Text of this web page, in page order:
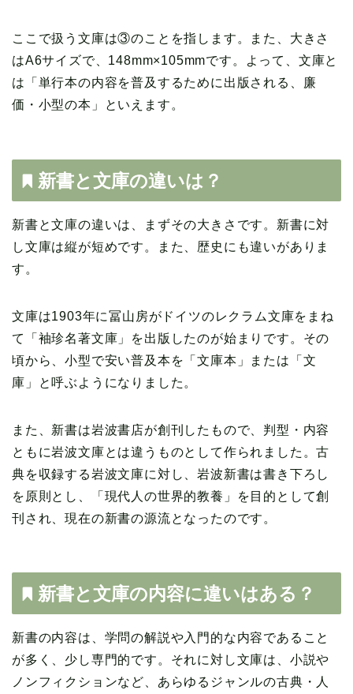
ここで扱う文庫は③のことを指します。また、大きさ
はA6サイズで、148mm×105mmです。よって、文庫と
は「単行本の内容を普及するために出版される、廉
価・小型の本」といえます。
新書と文庫の違いは？
新書と文庫の違いは、まずその大きさです。新書に対
し文庫は縦が短めです。また、歴史にも違いがありま
す。
文庫は1903年に冨山房がドイツのレクラム文庫をまね
て「袖珍名著文庫」を出版したのが始まりです。その
頃から、小型で安い普及本を「文庫本」または「文
庫」と呼ぶようになりました。
また、新書は岩波書店が創刊したもので、判型・内容
ともに岩波文庫とは違うものとして作られました。古
典を収録する岩波文庫に対し、岩波新書は書き下ろし
を原則とし、「現代人の世界的教養」を目的として創
刊され、現在の新書の源流となったのです。
新書と文庫の内容に違いはある？
新書の内容は、学問の解説や入門的な内容であること
が多く、少し専門的です。それに対し文庫は、小説や
ノンフィクションなど、あらゆるジャンルの古典・人